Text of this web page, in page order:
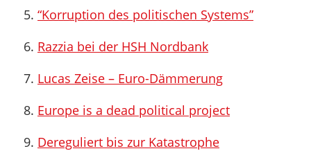
“Korruption des politischen Systems”
Razzia bei der HSH Nordbank
Lucas Zeise – Euro-Dämmerung
Europe is a dead political project
Dereguliert bis zur Katastrophe